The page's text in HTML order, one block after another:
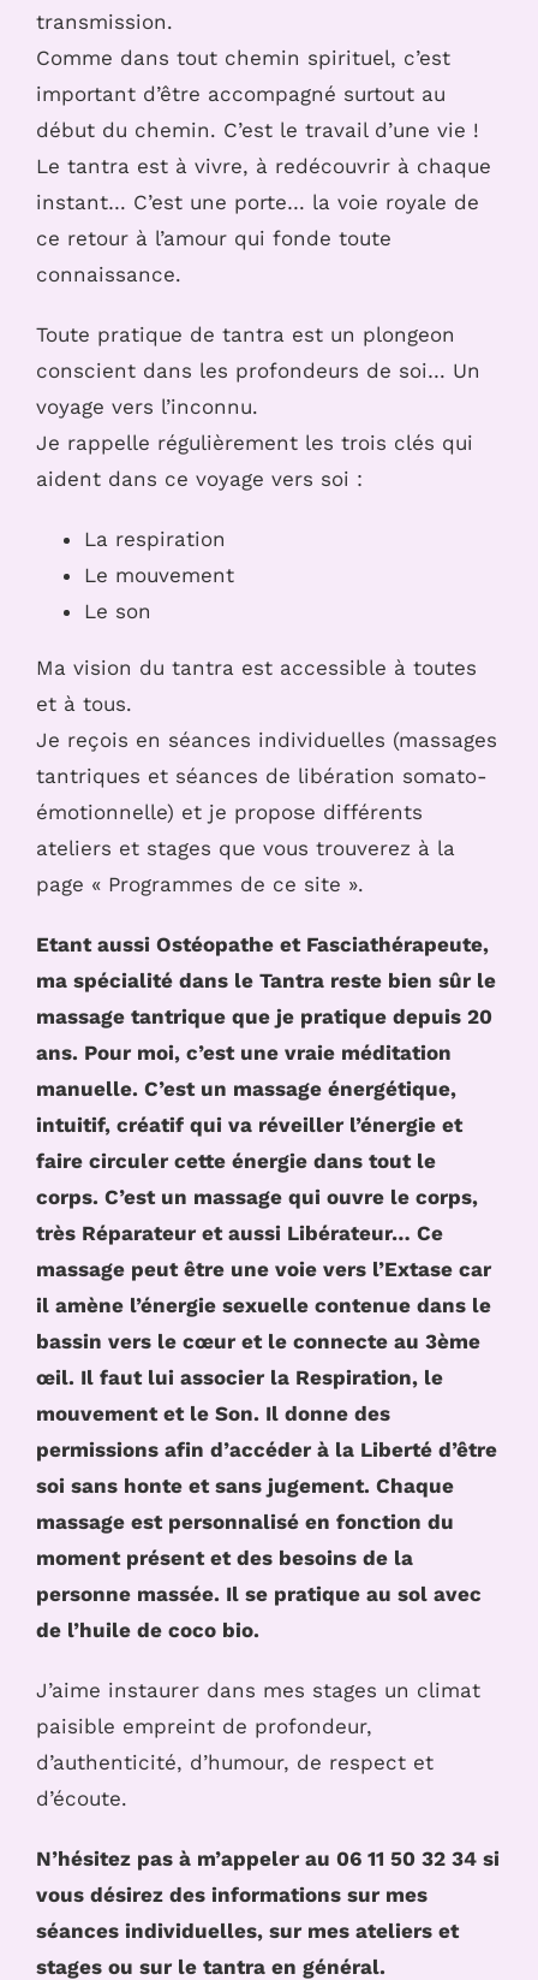
transmission.
Comme dans tout chemin spirituel, c’est
important d’être accompagné surtout au
début du chemin. C’est le travail d’une vie !
Le tantra est à vivre, à redécouvrir à chaque
instant… C’est une porte… la voie royale de
ce retour à l’amour qui fonde toute
connaissance.
Toute pratique de tantra est un plongeon
conscient dans les profondeurs de soi… Un
voyage vers l’inconnu.
Je rappelle régulièrement les trois clés qui
aident dans ce voyage vers soi :
La respiration
Le mouvement
Le son
Ma vision du tantra est accessible à toutes
et à tous.
Je reçois en séances individuelles (massages
tantriques et séances de libération somato-
émotionnelle) et je propose différents
ateliers et stages que vous trouverez à la
page « Programmes de ce site ».
Etant aussi Ostéopathe et Fasciathérapeute,
ma spécialité dans le Tantra reste bien sûr le
massage tantrique que je pratique depuis 20
ans. Pour moi, c’est une vraie méditation
manuelle. C’est un massage énergétique,
intuitif, créatif qui va réveiller l’énergie et
faire circuler cette énergie dans tout le
corps. C’est un massage qui ouvre le corps,
très Réparateur et aussi Libérateur… Ce
massage peut être une voie vers l’Extase car
il amène l’énergie sexuelle contenue dans le
bassin vers le cœur et le connecte au 3ème
œil. Il faut lui associer la Respiration, le
mouvement et le Son. Il donne des
permissions afin d’accéder à la Liberté d’être
soi sans honte et sans jugement. Chaque
massage est personnalisé en fonction du
moment présent et des besoins de la
personne massée. Il se pratique au sol avec
de l’huile de coco bio.
J’aime instaurer dans mes stages un climat
paisible empreint de profondeur,
d’authenticité, d’humour, de respect et
d’écoute.
N’hésitez pas à m’appeler au 06 11 50 32 34 si
vous désirez des informations sur mes
séances individuelles, sur mes ateliers et
stages ou sur le tantra en général.